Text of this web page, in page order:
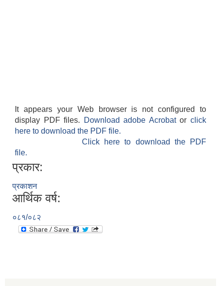
It appears your Web browser is not configured to
display PDF files.
Download adobe Acrobatorclick
here to download the PDF file.
Click here to download the PDF
file.
प्रकार:
प्रकाशन
आर्थिक वर्ष:
०८१/०८२